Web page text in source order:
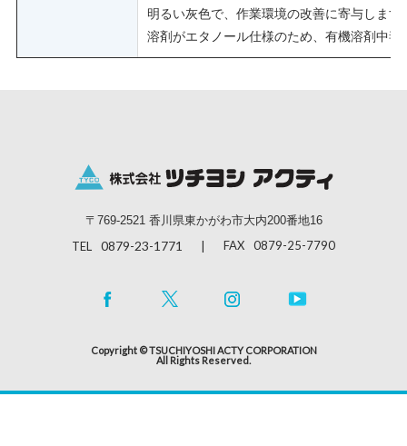
明るい灰色で、作業環境の改善に寄与します
溶剤がエタノール仕様のため、有機溶剤中
〒769-2521 香川県東かがわ市大内200番地16
TEL 0879-23-1771 FAX 0879-25-7790
Copyright © TSUCHIYOSHI ACTY CORPORATION
All Rights Reserved.